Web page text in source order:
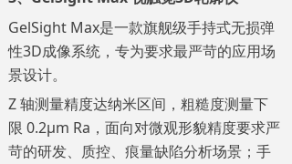
GelSight Max是一款旗舰级手持式无损弹
性3D成像系统 ，专为要求最严苛的应用场
景设计。
Z 轴测量精度达纳米区间，粗糙度测量下
限 0.2μm Ra，面向对微观形貌精度要求严
苛的研发、质控、痕量缺陷分析场景；手